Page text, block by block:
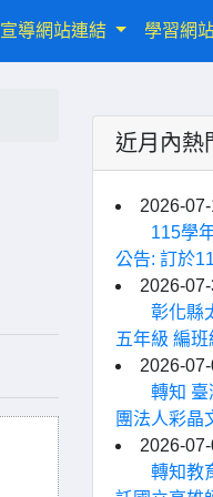
宣導網站連結 學習網
近月內熱
2026-
115學
公告: 訂於
2026-
彰化縣
五年級 編
2026-
轉知
團法人彩晶
2026-
轉知教